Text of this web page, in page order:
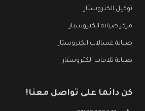
توكيل الكتروستار
مركز صيانة الكتروستار
صيانة غسالات الكتروستار
صيانة ثلاجات الكتروستار
كن دائما على تواصل معنا!